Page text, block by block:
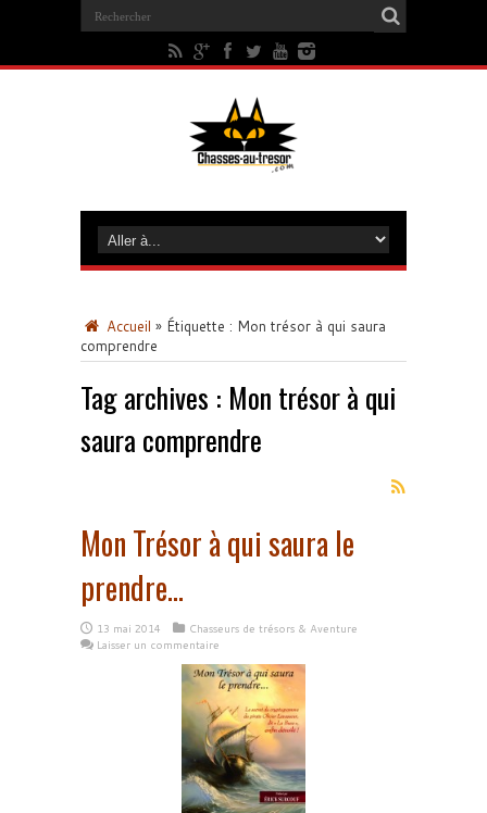
Accueil » Étiquette : Mon trésor à qui saura
comprendre
Tag archives : Mon trésor à qui
saura comprendre
Mon Trésor à qui saura le
prendre…
13 mai 2014
Chasseurs de trésors & Aventure
Laisser un commentaire